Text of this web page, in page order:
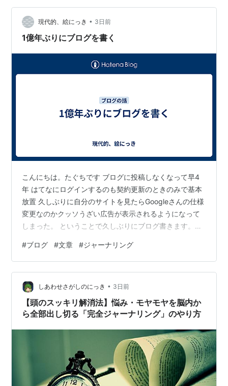
現代的、絵にっき • 3日前
1億年ぶりにブログを書く
こんにちは。たぐちです ブログに投稿しなくなって早4
年 はてなにログインするのも契約更新のときのみで基本
放置 久しぶりに自分のサイトを見たらGoogleさんの仕様
変更なのかクッソうざい広告が表示されるようになって
しまった。 ということで久しぶりにブログ書きます。
#ブログ #文章 #ジャーナリング
しあわせさがしのにっき • 3日前
【頭のスッキリ解消法】悩み・モヤモヤを脳内か
ら全部出し切る「完全ジャーナリング」のやり方